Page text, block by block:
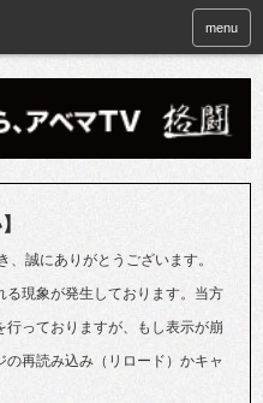
menu
誠にありがとうございます。
現象が発生しております。当方
っておりますが、もし表示が崩
再読み込み（リロード）かキャ